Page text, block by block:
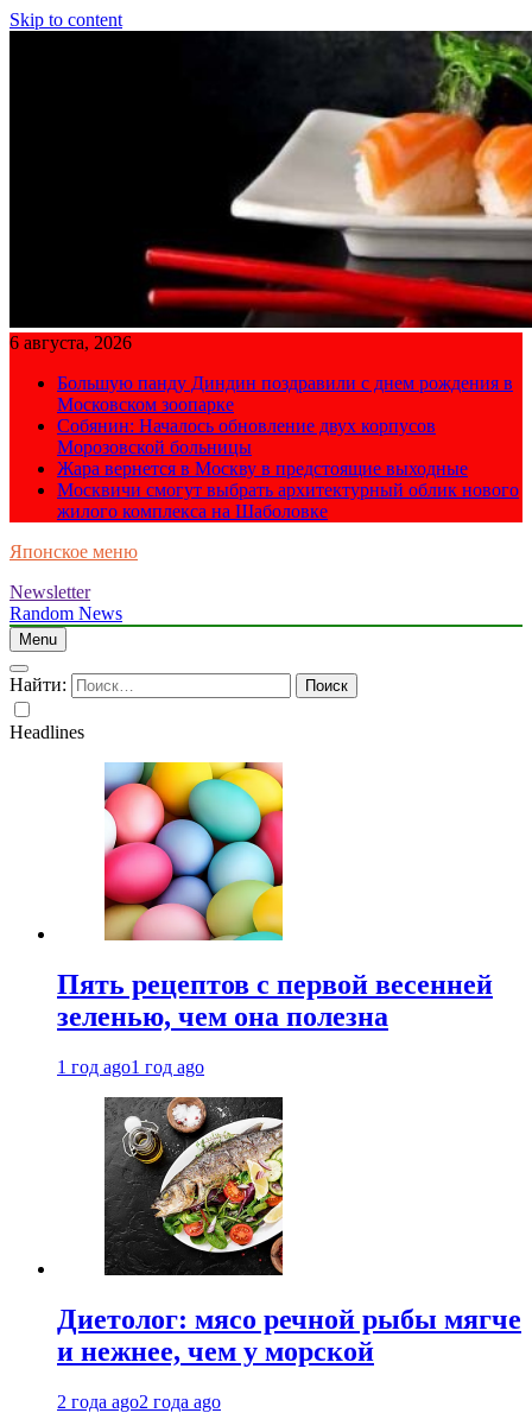
Skip to content
6 августа, 2026
Большую панду Диндин поздравили с днем рождения в
Московском зоопарке
Собянин: Началось обновление двух корпусов
Морозовской больницы
Жара вернется в Москву в предстоящие выходные
Москвичи смогут выбрать архитектурный облик нового
жилого комплекса на Шаболовке
Японское меню
Newsletter
Random News
Menu
Найти:
Headlines
Пять рецептов с первой весенней
зеленью, чем она полезна
1 год ago1 год ago
Диетолог: мясо речной рыбы мягче
и нежнее, чем у морской
2 года ago2 года ago